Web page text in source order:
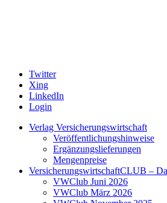
Twitter
Xing
LinkedIn
Login
Verlag Versicherungswirtschaft
Veröffentlichungshinweise
Ergänzungslieferungen
Mengenpreise
VersicherungswirtschaftCLUB –
VWClub Juni 2026
VWClub März 2026